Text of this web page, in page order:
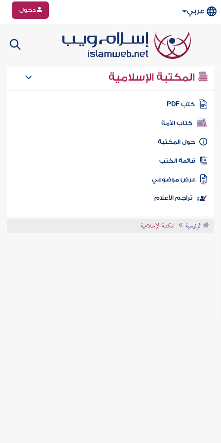
عربي دخول
المكتبة الإسلامية
كتب PDF
كتاب الأمة
المكتبة
الكتب
موضوعي
تراجم الأعلام
الرئيسية المكتبة الإسلامية